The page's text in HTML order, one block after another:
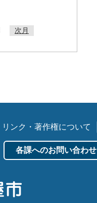
次月
リンク・著作権について
各課へのお問い合わせ